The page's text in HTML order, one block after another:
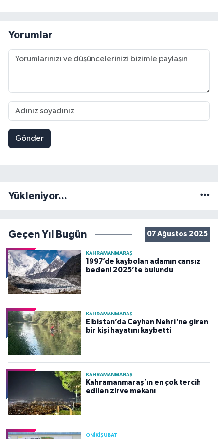
Yorumlar
Gönder
Yükleniyor...
Geçen Yıl Bugün 07 Ağustos 2025
KAHRAMANMARAŞ
1997’de kaybolan adamın cansız
bedeni 2025’te bulundu
KAHRAMANMARAŞ
Elbistan’da Ceyhan Nehri'ne giren
bir kişi hayatını kaybetti
KAHRAMANMARAŞ
Kahramanmaraş’ın en çok tercih
edilen zirve mekanı
ONİKİŞUBAT